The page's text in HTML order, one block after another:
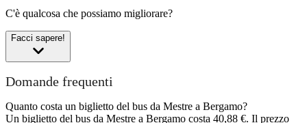
C'è qualcosa che possiamo migliorare?
Facci sapere!
Domande frequenti
Quanto costa un biglietto del bus da Mestre a Bergamo?
Un biglietto del bus da Mestre a Bergamo costa 40,88 €. Il prezzo